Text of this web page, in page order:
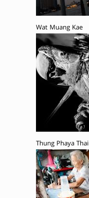
Wat Muang Kae
Thung Phaya Thai